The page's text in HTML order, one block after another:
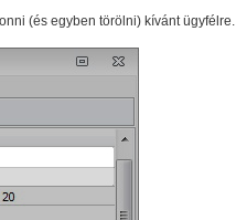
(és egyben törölni) kívánt ügyfélre.